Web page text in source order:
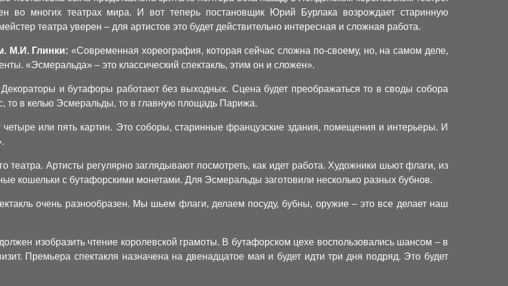
во многих театрах мира. И вот теперь постановщик Юрий Бурлака возрождает старинную
театра уверен – для артистов это будет действительно интересная и сложная работа.
М.И. Глинки: «Современная хореография, которая сейчас сложна по-своему, но, на самом деле,
«Эсмеральда» – это классический спектакль, этим он и сложен».
и бутафоры работают без выходных. Сцена будет преображаться то в своды собора
то в келью Эсмеральды, то в главную площадь Парижа.
четыре или пять картин. Это соборы, старинные французские здания, помещения и интерьеры. И
театра. Артисты регулярно заглядывают посмотреть, как идет работа. Художники шьют флаги, из
кошельки с бутафорскими монетами. Для Эсмеральды заготовили несколько разных бубнов.
очень разнообразен. Мы шьем флаги, делаем посуду, бубны, оружие – это все делает наш
изобразить чтение королевской грамоты. В бутафорском цехе воспользовались шансом – в
Премьера спектакля назначена на двенадцатое мая и будет идти три дня подряд. Это будет